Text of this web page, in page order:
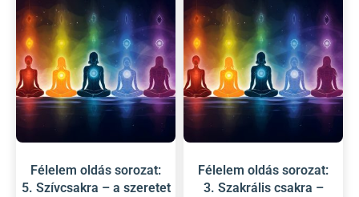
Félelem oldás sorozat:
5. Szívcsakra – a szeretet
Félelem oldás sorozat:
3. Szakrális csakra –